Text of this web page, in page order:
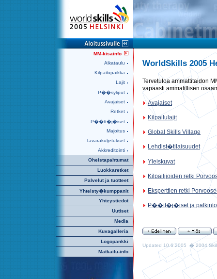
MM-kisainfo
Aikataulu
Kilpailupaikka
Lajit
P��syliput
Avajaiset
Retket
P��tt�j�iset
Majoitus
Tavarakuljetukset
Akkreditointi
Oheistapahtumat
Luokkaretket
Palvelut ja tuotteet
Yhteisty�kumppanit
Yhteystiedot
Uutiset
Media
Kuvagalleria
Logopankki
Matkailu-info
WorldSkills 2005
Tervetuloa ammattitaidon
vapaasti ammatillisen
Avajaiset
Kilpailulajit
Global Skills Village
Lehdist�tilaisuudet
Yleiskuvat
Kilpailijoiden retki
Eksperttien retki
P��tt�j�iset ja
Updated 10.6.2005 � 2004